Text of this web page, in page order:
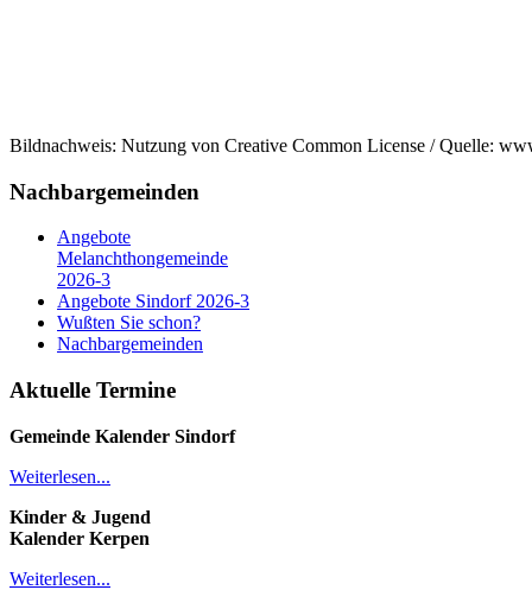
Bildnachweis: Nutzung von Creative Common License / Quelle:
Nachbargemeinden
Angebote
Melanchthongemeinde
2026-3
Angebote Sindorf 2026-3
Wußten Sie schon?
Nachbargemeinden
Aktuelle Termine
Gemeinde Kalender Sindorf
Weiterlesen...
Kinder & Jugend
Kalender Kerpen
Weiterlesen...